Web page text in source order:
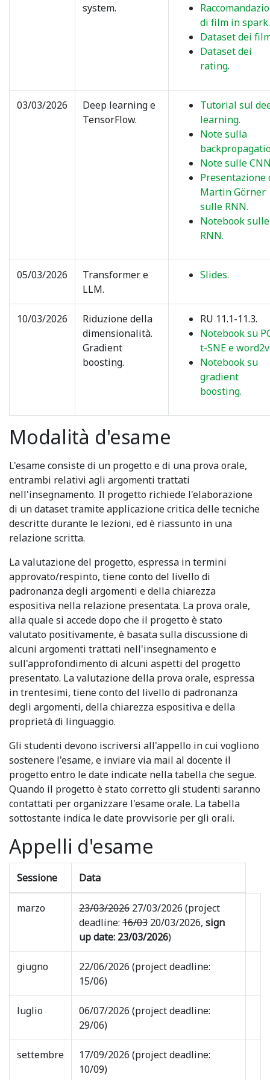
system.
di film in spark.
Dataset dei
Dataset dei
rating.
03/03/2026
Deep learning e
TensorFlow.
Tutorial sul
learning.
Note sulla
Note sulle
Presentazione
Martin Görner
sulle RNN.
Notebook sulle
RNN.
05/03/2026
Transformer e
LLM.
Slides.
10/03/2026
Riduzione della
dimensionalità.
Gradient
boosting.
RU 11.1-11.3.
Notebook su
t-SNE e
Notebook su
gradient
boosting.
Modalità d'esame
L'esame consiste di un progetto e di una prova orale,
entrambi relativi agli argomenti trattati
nell'insegnamento. Il progetto richiede l'elaborazione
di un dataset tramite applicazione critica delle tecniche
descritte durante le lezioni, ed è riassunto in una
relazione scritta.
La valutazione del progetto, espressa in termini
approvato/respinto, tiene conto del livello di
padronanza degli argomenti e della chiarezza
espositiva nella relazione presentata. La prova orale,
alla quale si accede dopo che il progetto è stato
valutato positivamente, è basata sulla discussione di
alcuni argomenti trattati nell'insegnamento e
sull'approfondimento di alcuni aspetti del progetto
presentato. La valutazione della prova orale, espressa
in trentesimi, tiene conto del livello di padronanza
degli argomenti, della chiarezza espositiva e della
proprietà di linguaggio.
Gli studenti devono iscriversi all'appello in cui vogliono
sostenere l'esame, e inviare via mail al docente il
progetto entro le date indicate nella tabella che segue.
Quando il progetto è stato corretto gli studenti saranno
contattati per organizzare l'esame orale. La tabella
sottostante indica le date provvisorie per gli orali.
Appelli d'esame
Sessione Data
marzo 23/03/2026 27/03/2026 (project
deadline: 16/03 20/03/2026, sign
up date: 23/03/2026)
giugno
22/06/2026 (project deadline:
15/06)
luglio
06/07/2026 (project deadline:
29/06)
settembre
17/09/2026 (project deadline:
10/09)